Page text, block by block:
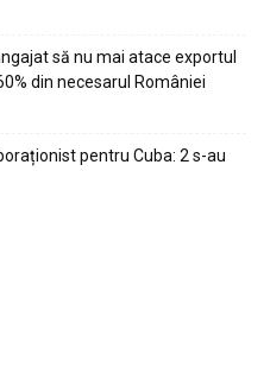
să nu mai atace exportul
din necesarul României
pentru Cuba: 2 s-au